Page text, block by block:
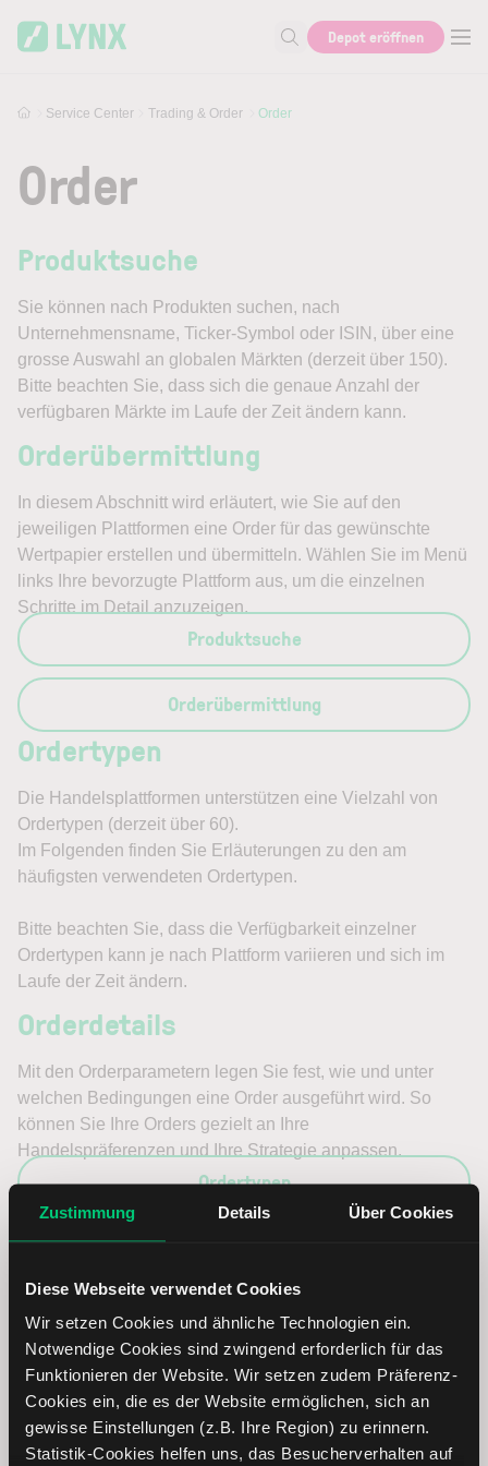
Zustimmung Details Über Cookies
Diese Webseite verwendet Cookies
Wir setzen Cookies und ähnliche Technologien ein.
Notwendige Cookies sind zwingend erforderlich für das
Funktionieren der Website. Wir setzen zudem Präferenz-
Cookies ein, die es der Website ermöglichen, sich an
gewisse Einstellungen (z.B. Ihre Region) zu erinnern.
Statistik-Cookies helfen uns, das Besucherverhalten auf
Suche nach Hilfe oder Info
Depot eröffnen
Service Center Trading & Order Order
Order
Produktsuche
Sie können nach Produkten suchen, nach
Unternehmensname, Ticker-Symbol oder ISIN, über eine
grosse Auswahl an globalen Märkten (derzeit über 150).
Bitte beachten Sie, dass sich die genaue Anzahl der
verfügbaren Märkte im Laufe der Zeit ändern kann.
Orderübermittlung
In diesem Abschnitt wird erläutert, wie Sie auf den
jeweiligen Plattformen eine Order für das gewünschte
Wertpapier erstellen und übermitteln. Wählen Sie im Menü
links Ihre bevorzugte Plattform aus, um die einzelnen
Schritte im Detail anzuzeigen.
Produktsuche
Orderübermittlung
Ordertypen
Die Handelsplattformen unterstützen eine Vielzahl von
Ordertypen (derzeit über 60).
Im Folgenden finden Sie Erläuterungen zu den am
häufigsten verwendeten Ordertypen.
Bitte beachten Sie, dass die Verfügbarkeit einzelner
Ordertypen kann je nach Plattform variieren und sich im
Laufe der Zeit ändern.
Orderdetails
Mit den Orderparametern legen Sie fest, wie und unter
welchen Bedingungen eine Order ausgeführt wird. So
können Sie Ihre Orders gezielt an Ihre
Handelspräferenzen und Ihre Strategie anpassen.
Ordertypen
Währungstausch
Ihr Depot über LYNX ist ein Multiwährungsdepot. Dadurch
können Sie Produkte in unterschiedlichen Währungen
handeln. In diesem Abschnitt finden Sie eine Anleitung
zum Währungstausch.
Bitte beachten Sie, dass ein Währungstausch mit